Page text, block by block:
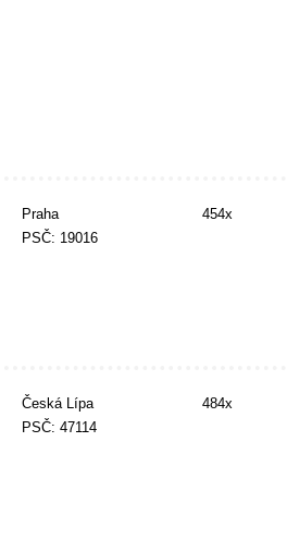
Praha
PSČ: 19016
454x
Česká Lípa
PSČ: 47114
484x